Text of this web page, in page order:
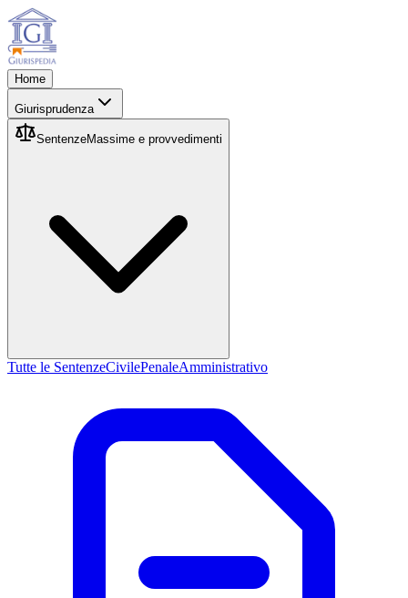
Home
Giurisprudenza
SentenzeMassime e provvedimenti
Tutte le SentenzeCivilePenaleAmministrativo